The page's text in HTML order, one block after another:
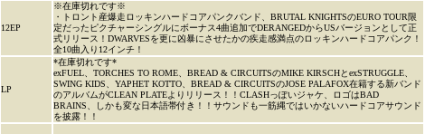
12EP
※在庫切れです※
・トロント産爆走ロッキンハードコアパンクバンド、BRUTAL KNIGHTSのEURO TOUR限
定だったピクチャーシングルにボーナス4曲追加でDERANGEDからUSバージョンとして正
式リリース！DWARVESを更に凶暴にさせたかの疾走感満点のロッキンハードコアパンク！
全10曲入り12インチ！
LP
*在庫切れです*
exFUEL、TORCHES TO ROME、BREAD & CIRCUITSのMIKE KIRSCHとexSTRUGGLE、
SWING KIDS、YAPHET KOTTO、BREAD & CIRCUITSのJOSE PALAFOX在籍する新バンド
のアルバムがCLEAN PLATEよりリリース！！CLASHっぽいジャケ、ロゴはBAD
BRAINS、しかも変な日本語帯付き！！サウンドも一筋縄ではいかないハードコアサウンド
を披露！！